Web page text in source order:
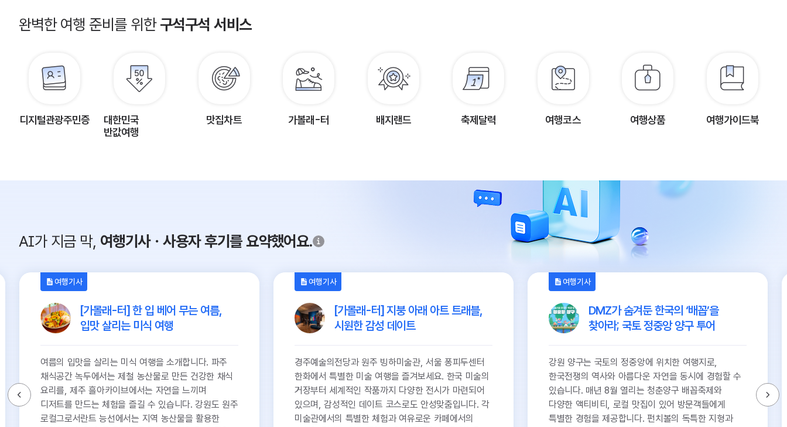
완벽한 여행 준비를 위한구석구석 서비스
디지털관광주민증
대한민국
반값여행
맛집차트 가볼래-터 배지랜드 축제달력 여행코스 여행상품 여행가이드북
AI가 지금 막, 여행기사ㆍ사용자 후기를 요약했어요.
여행기사
[가볼래-터] 한 입 베어 무는 여름,
입맛 살리는 미식 여행
여름의 입맛을 살리는 미식 여행을 소개합니다. 파주
채식공간 녹두에서는 제철 농산물로 만든 건강한 채식
요리를, 제주 흘아카이브에서는 자연을 느끼며
디저트를 만드는 체험을 즐길 수 있습니다. 강원도 원주
로컬그로서란트 능선에서는 지역 농산물을 활용한
여행기사
[가볼래-터] 지붕 아래 아트 트래블,
시원한 감성 데이트
경주예술의전당과 원주 빙하미술관, 서울 퐁피두센터
한화에서 특별한 미술 여행을 즐겨보세요. 한국 미술의
거장부터 세계적인 작품까지 다양한 전시가 마련되어
있으며, 감성적인 데이트 코스로도 안성맞춤입니다. 각
미술관에서의 특별한 체험과 여유로운 카페에서의
여행기사
DMZ가 숨겨둔 한국의 ‘배꼽’을
찾아라; 국토 정중앙 양구 투어
강원 양구는 국토의 정중앙에 위치한 여행지로,
한국전쟁의 역사와 아름다운 자연을 동시에 경험할 수
있습니다. 매년 8월 열리는 청춘양구 배꼽축제와
다양한 액티비티, 로컬 맛집이 있어 방문객들에게
특별한 경험을 제공합니다. 펀치볼의 독특한 지형과